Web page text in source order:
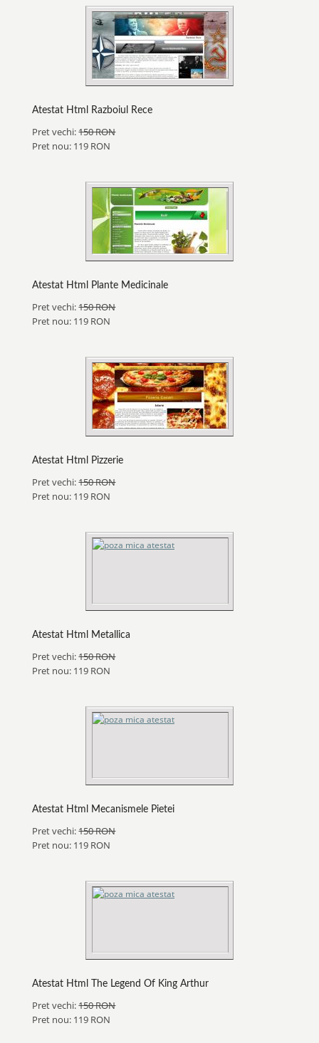
Atestat Html Razboiul Rece
Pret vechi:150 RON
Pret nou: 119 RON
Atestat Html Plante Medicinale
Pret vechi:150 RON
Pret nou: 119 RON
Atestat Html Pizzerie
Pret vechi:150 RON
Pret nou: 119 RON
Atestat Html Metallica
Pret vechi:150 RON
Pret nou: 119 RON
Atestat Html Mecanismele Pietei
Pret vechi:150 RON
Pret nou: 119 RON
Atestat Html The Legend Of King Arthur
Pret vechi:150 RON
Pret nou: 119 RON